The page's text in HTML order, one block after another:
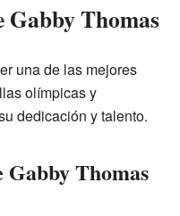
Gabby Thomas
una de las mejores
olímpicas y
dedicación y talento.
Thomas